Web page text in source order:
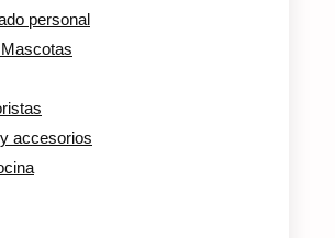
personal
accesorios